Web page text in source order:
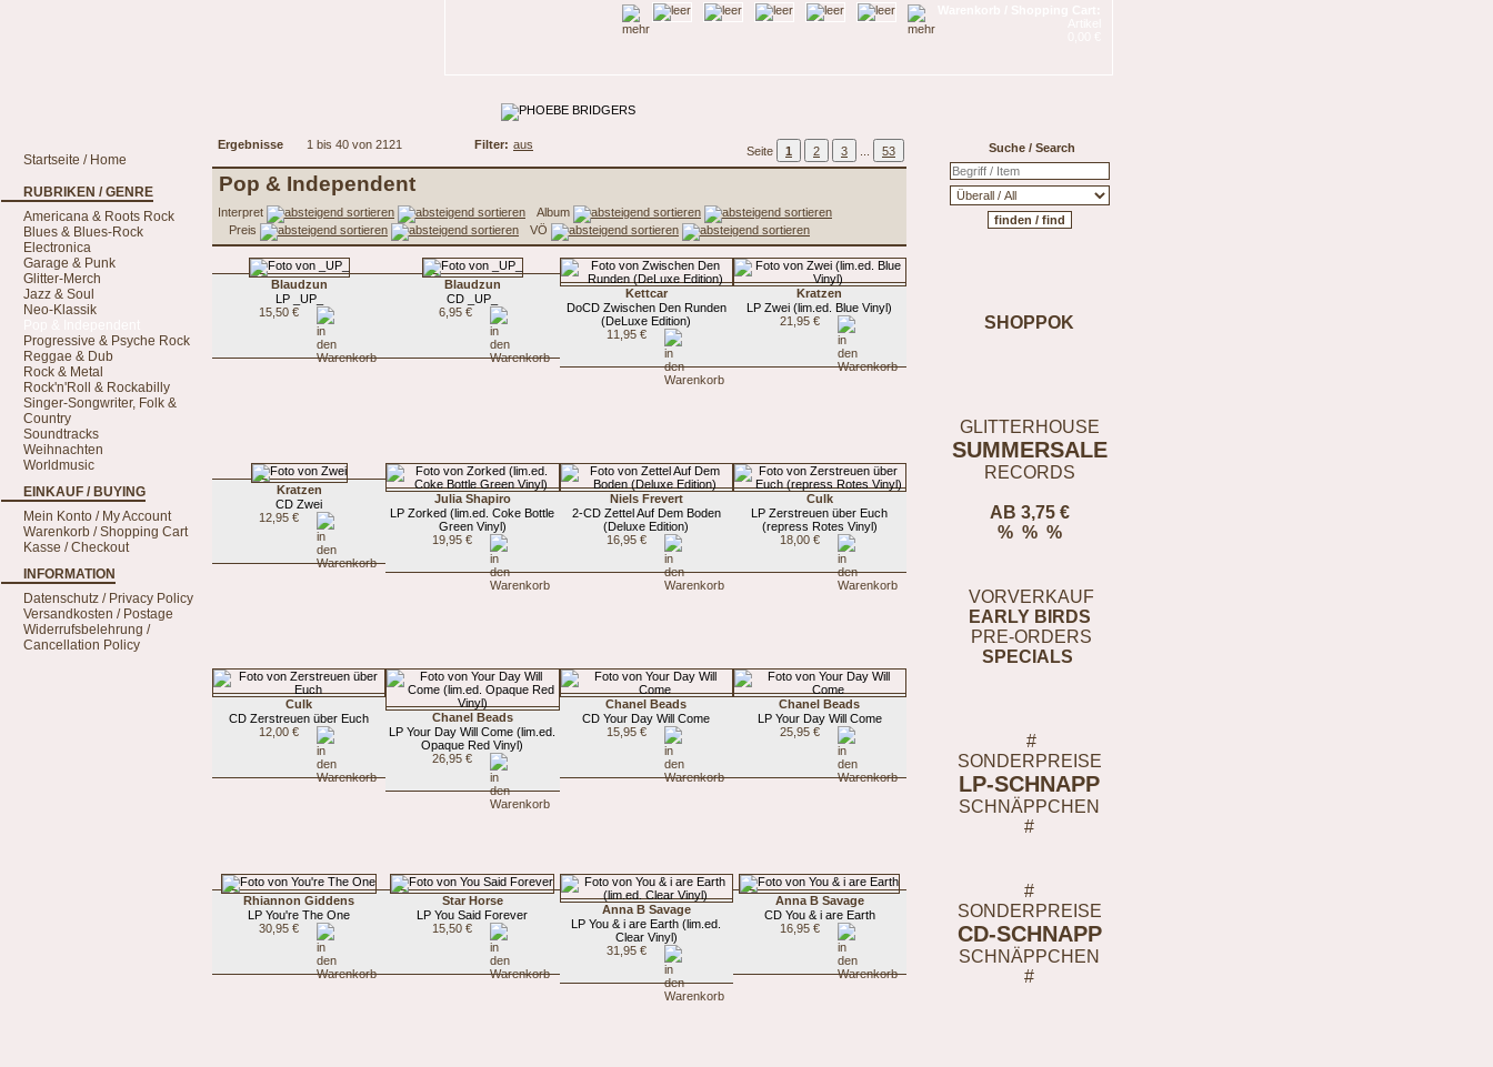
Suche / Search
SHOPPOK
GLITTERHOUSE
SUMMERSALE
RECORDS
AB 3,75 €
% % %
VORVERKAUF
EARLY BIRDS
PRE-ORDERS
SPECIALS
#
SONDERPREISE
LP-SCHNAPP
SCHNÄPPCHEN
#
#
SONDERPREISE
CD-SCHNAPP
SCHNÄPPCHEN
#
Ergebnisse 1 bis 40 von 2121 Filter: aus Seite 1 2 3 53
Startseite / Home
RUBRIKEN / GENRE
Americana & Roots Rock
Blues & Blues-Rock
Electronica
Garage & Punk
Glitter-Merch
Jazz & Soul
Neo-Klassik
Progressive & Psyche Rock
Reggae & Dub
Rock & Metal
Rock'n'Roll & Rockabilly
Singer-Songwriter, Folk &
Country
Soundtracks
Weihnachten
Worldmusic
EINKAUF / BUYING
Mein Konto / My Account
Warenkorb / Shopping Cart
Kasse / Checkout
INFORMATION
Datenschutz / Privacy Policy
Versandkosten / Postage
Widerrufsbelehrung /
Cancellation Policy
Pop & Independent
Interpret
Album
Preis
VÖ
Blaudzun
LP _UP_
15,50 €
Blaudzun
CD _UP_
6,95 €
Kettcar
DoCD Zwischen Den Runden
(DeLuxe Edition)
11,95 €
Kratzen
LP Zwei (lim.ed. Blue Vinyl)
21,95 €
Kratzen
CD Zwei
12,95 €
Julia Shapiro
LP Zorked (lim.ed. Coke Bottle
Green Vinyl)
19,95 €
Niels Frevert
2-CD Zettel Auf Dem Boden
(Deluxe Edition)
16,95 €
Culk
LP Zerstreuen über Euch
(repress Rotes Vinyl)
18,00 €
Culk
CD Zerstreuen über Euch
12,00 €
Chanel Beads
LP Your Day Will Come (lim.ed.
Opaque Red Vinyl)
26,95 €
Chanel Beads
CD Your Day Will Come
15,95 €
Chanel Beads
LP Your Day Will Come
25,95 €
Rhiannon Giddens
LP You're The One
30,95 €
Star Horse
LP You Said Forever
15,50 €
Anna B Savage
LP You & i are Earth (lim.ed.
Clear Vinyl)
31,95 €
Anna B Savage
CD You & i are Earth
16,95 €